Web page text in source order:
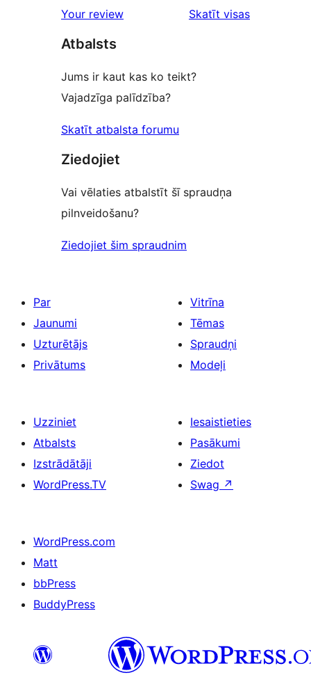
star
Your review Skatīt visasatsauksmes
Atbalsts
Jums ir kaut kas ko teikt?
Vajadzīga palīdzība?
Skatīt atbalsta forumu
Ziedojiet
Vai vēlaties atbalstīt šī spraudņa
pilnveidošanu?
Ziedojiet šim spraudnim
Par
Jaunumi
Uzturētājs
Privātums
Vitrīna
Tēmas
Spraudņi
Modeļi
Uzziniet
Atbalsts
Izstrādātāji
WordPress.TV
Iesaistieties
Pasākumi
Ziedot
Swag ↗
WordPress.com
Matt
bbPress
BuddyPress